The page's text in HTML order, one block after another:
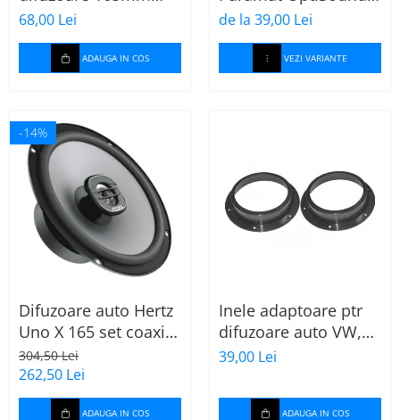
Dacia-Renault
68,00 Lei
ADAUGA IN COS
2.1, 75x50cm, 1 coala
de la 39,00 Lei
VEZI VARIANTE
-14%
Difuzoare auto Hertz
Uno X 165 set coaxial
2 căi, 165mm, 55W
RMS, 4Ω, set 2
difuzoare
304,50 Lei
262,50 Lei
ADAUGA IN COS
Inele adaptoare ptr
difuzoare auto VW,
Skoda, Audi
39,00 Lei
ADAUGA IN COS